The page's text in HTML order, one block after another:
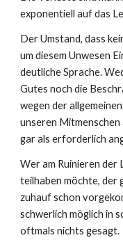
exponentiell auf das
Der Umstand, dass
um diesem Unwesen
deutliche Sprache.
Gutes noch die
wegen der
unseren
gar als erforderlich
Wer am Ruinieren der
teilhaben möchte, der
zuhauf schon
schwerlich möglich in
oftmals nichts gesagt.